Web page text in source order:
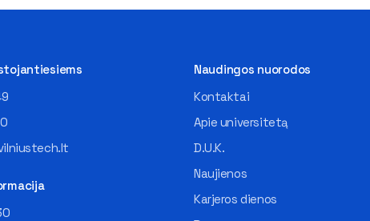
Naudingos nuorodos
Kontaktai
Apie universitetą
D.U.K.
Naujienos
Karjeros dienos